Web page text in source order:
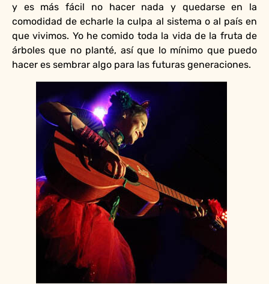
y es más fácil no hacer nada y quedarse en la
comodidad de echarle la culpa al sistema o al país en
que vivimos. Yo he comido toda la vida de la fruta de
árboles que no planté, así que lo mínimo que puedo
hacer es sembrar algo para las futuras generaciones.